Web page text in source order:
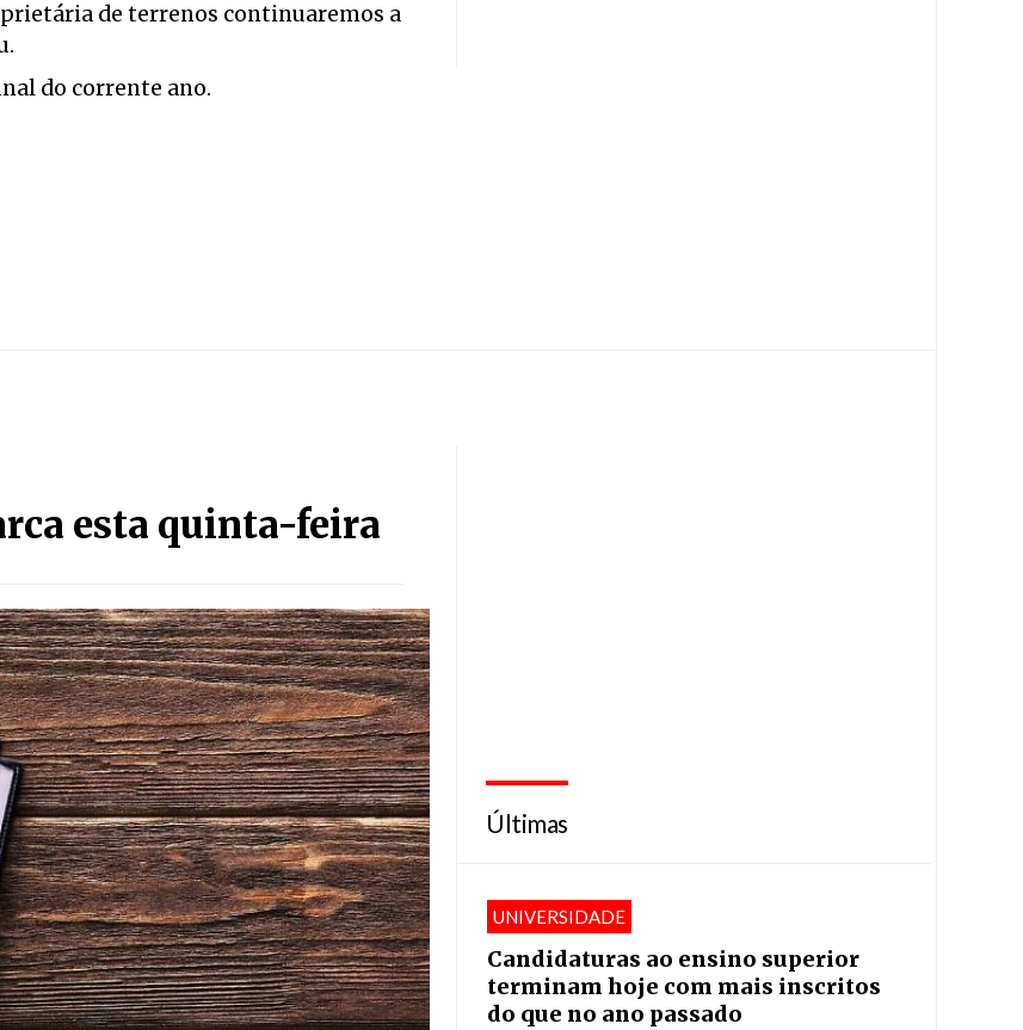
de terrenos continuaremos a
do corrente ano.
esta quinta-feira
Últimas
UNIVERSIDADE
Candidaturas ao ensino superior
terminam hoje com mais inscritos
do que no ano passado